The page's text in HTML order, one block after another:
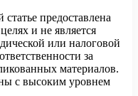
предоставлена
и не является
или налоговой
за
материалов.
с высоким уровнем